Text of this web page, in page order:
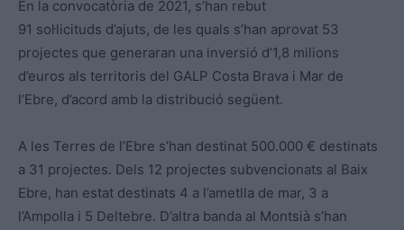
En la convocatòria de 2021, s’han rebut
91 sol·licituds d’ajuts, de les quals s’han aprovat 53
projectes que generaran una inversió d’1,8 milions
d’euros als territoris del GALP Costa Brava i Mar de
l’Ebre, d’acord amb la distribució següent.
A les Terres de l’Ebre s’han destinat 500.000 € destinats
a 31 projectes. Dels 12 projectes subvencionats al Baix
Ebre, han estat destinats 4 a l’ametlla de mar, 3 a
l’Ampolla i 5 Deltebre. D’altra banda al Montsià s’han